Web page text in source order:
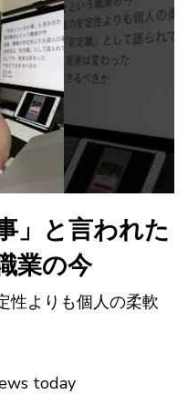
」と言われた
業の今
性よりも個人の柔軟
today